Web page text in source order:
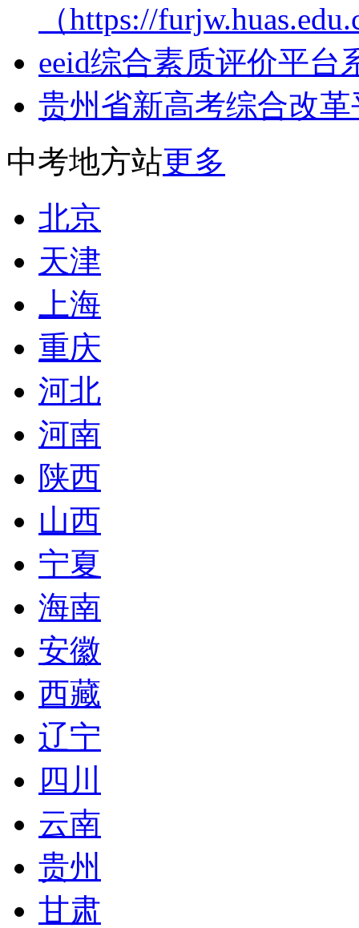
（https://
eeid综合素质评价平台
贵州省新高考综合改
中考地方站更多
北京
天津
上海
重庆
河北
河南
陕西
山西
宁夏
海南
安徽
西藏
辽宁
四川
云南
贵州
甘肃